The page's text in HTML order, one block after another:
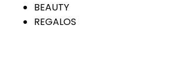
BEAUTY
REGALOS